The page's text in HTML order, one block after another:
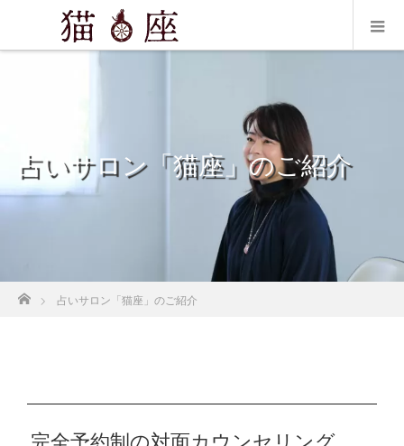
占いサロン「猫座」のご紹介
ホーム
占いサロン「猫座」のご紹介